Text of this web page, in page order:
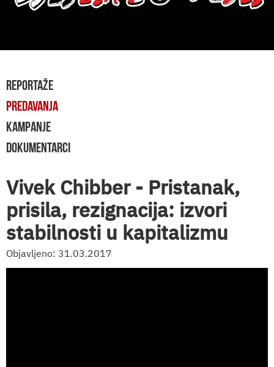
REPORTAŽE
PREDAVANJA
KAMPANJE
DOKUMENTARCI
Vivek Chibber - Pristanak,
prisila, rezignacija: izvori
stabilnosti u kapitalizmu
Objavljeno: 31.03.2017